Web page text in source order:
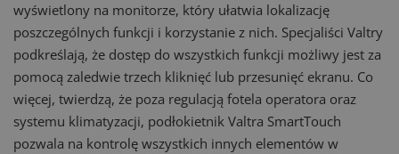
wyświetlony na monitorze, który ułatwia lokalizację
poszczególnych funkcji i korzystanie z nich. Specjaliści Valtry
podkreślają, że dostęp do wszystkich funkcji możliwy jest za
pomocą zaledwie trzech kliknięć lub przesunięć ekranu. Co
więcej, twierdzą, że poza regulacją fotela operatora oraz
systemu klimatyzacji, podłokietnik Valtra SmartTouch
pozwala na kontrolę wszystkich innych elementów w